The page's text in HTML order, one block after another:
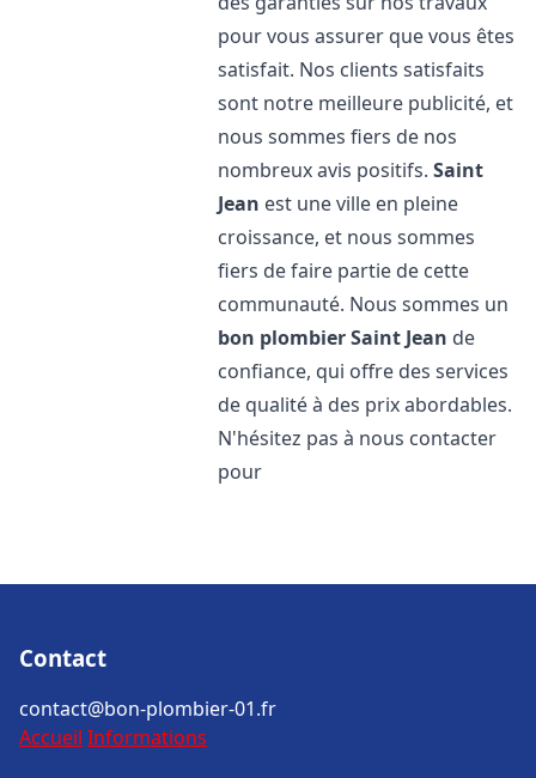
pour vous assurer que vous êtes
satisfait. Nos clients satisfaits
sont notre meilleure publicité, et
nous sommes fiers de nos
nombreux avis positifs.Saint
Jean est une ville en pleine
croissance, et nous sommes
fiers de faire partie de cette
communauté. Nous sommes un
bon plombierSaint Jean de
confiance, qui offre des services
de qualité à des prix abordables.
N'hésitez pas à nous contacter
pour
Contact
contact@bon-plombier-01.fr
Accueil Informations